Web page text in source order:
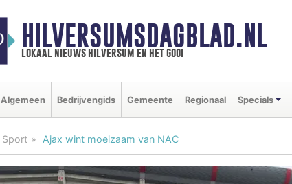
HILVERSUMSDAGBLAD.NL
lokaal nieuws hilversum en het gooi
Algemeen Bedrijvengids Gemeente Regionaal Specials
Sport Ajax wint moeizaam van NAC